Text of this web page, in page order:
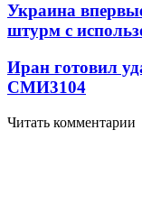
Украина
штурм с
Иран готовил
СМИ3104
Читать комментарии